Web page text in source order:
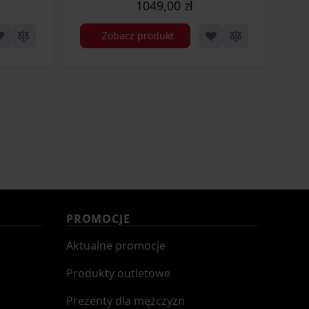
1049,00 zł
Zobacz produkt
PROMOCJE
Aktualne promocje
Produkty outletowe
Prezenty dla mężczyzn